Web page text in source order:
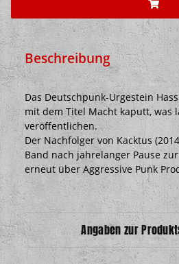
Beschreibung
Das Deutschpunk-Urgestein
mit dem Titel Macht kaputt, was
veröffentlichen.
Der Nachfolger von Kacktus
Band nach jahrelanger Pause
erneut über Aggressive Punk
Angaben zur